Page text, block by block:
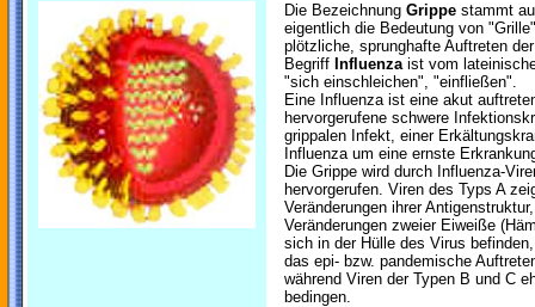
Die Bezeichnung Grippe stammt
eigentlich die Bedeutung von
plötzliche, sprunghafte Auftreten
Begriff Influenza ist vom
"sich einschleichen", "einfließen".
Eine Influenza ist eine akut
hervorgerufene schwere
grippalen Infekt, einer
Influenza um eine ernste
Die Grippe wird durch Influenza-
hervorgerufen. Viren des Typs A
Veränderungen ihrer
Veränderungen zweier Eiweiße
sich in der Hülle des Virus
das epi- bzw. pandemische
während Viren der Typen B und C
bedingen.